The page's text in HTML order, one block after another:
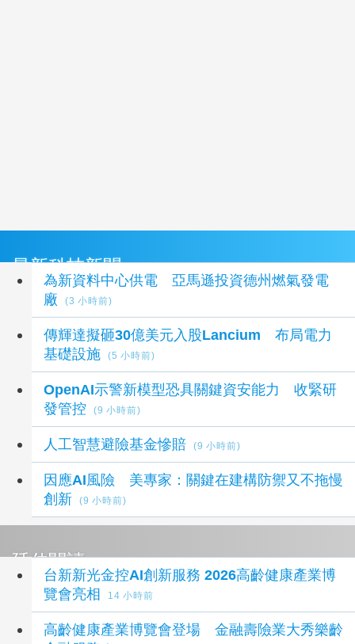
最新科技新聞
為新資料中心供電 亞馬遜投資德州燃氣發電
廠
(3 小時前)
傳輝達擬砸30億美元入股Lancium 布局電力
基礎設施
(5 小時前)
OpenAI示警新模型恐具關鍵資安能力 收緊研
發管控
(9 小時前)
人工智慧避險基金慘賠 (9 小時前)
因應AI風險 美專家：關鍵在建構防禦又不拖慢
創新
(9 小時前)
延伸閱讀
台新新光金控AI創新服務 2026高齡健康產業博
覽會亮相
14 小時前
高齡健康產業博覽會登場 金融壽險業大秀樂齡